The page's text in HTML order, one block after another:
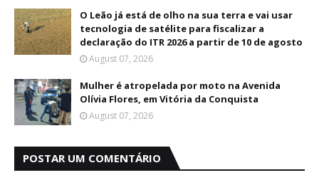
O Leão já está de olho na sua terra e vai usar
tecnologia de satélite para fiscalizar a
declaração do ITR 2026 a partir de 10 de agosto
August 07, 2026
Mulher é atropelada por moto na Avenida
Olívia Flores, em Vitória da Conquista
August 07, 2026
POSTAR UM COMENTÁRIO